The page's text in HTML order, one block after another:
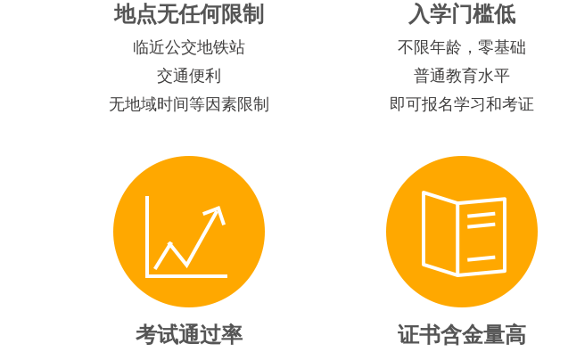
地点无任何限制
临近公交地铁站
交通便利
无地域时间等因素限制
入学门槛低
不限年龄，零基础
普通教育水平
即可报名学习和考证
考试通过率 证书含金量高